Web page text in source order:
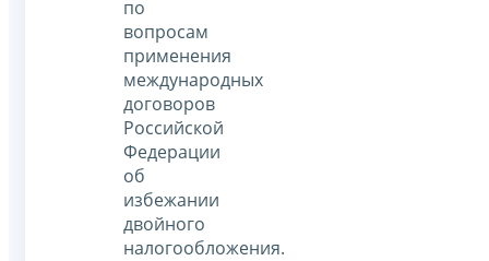
по
вопросам
применения
международных
договоров
Российской
Федерации
об
избежании
двойного
налогообложения.